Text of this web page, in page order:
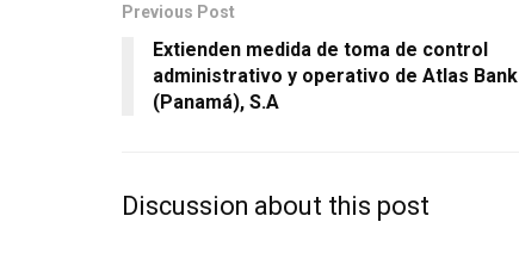
Previous Post
Extienden medida de toma de control
administrativo y operativo de Atlas Bank
(Panamá), S.A
Discussion about this post